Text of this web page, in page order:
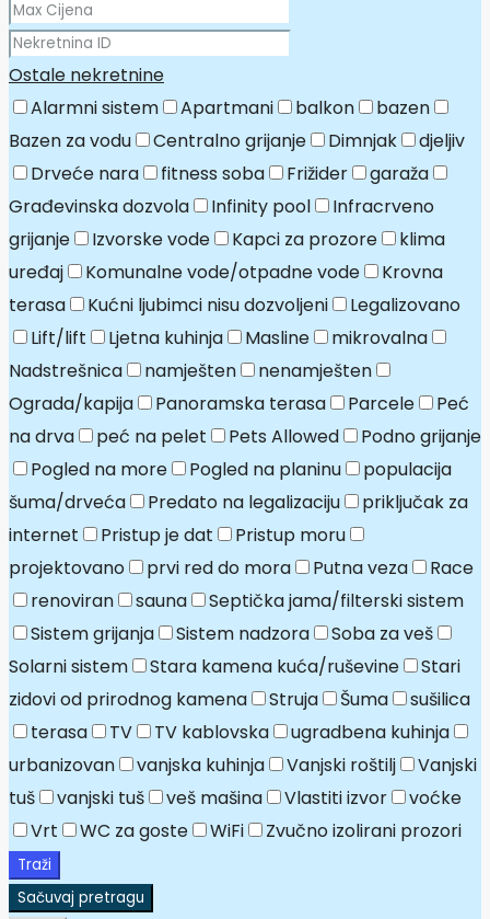
Ostale nekretnine
Alarmni sistem
Apartmani balkon
bazen
Bazen za vodu
Centralno grijanje Dimnjak
djeljiv
Drveće nara
fitness soba Frižider
garaža
Građevinska dozvola
Infinity pool
Infracrveno
grijanje
Izvorske vode Kapci za prozore
klima
uređaj
Komunalne vode/otpadne vode
Krovna
terasa
Kućni ljubimci nisu dozvoljeni
Legalizovano
Lift/lift
Ljetna kuhinja Masline
mikrovalna
Nadstrešnica
namješten
nenamješten
Ograda/kapija
Panoramska terasa Parcele
Peć
na drva
peć na pelet Pets Allowed
Podno grijanje
Pogled na more
Pogled na planinu
populacija
šuma/drveća
Predato na legalizaciju
priključak za
internet
Pristup je dat
Pristup moru
projektovano
prvi red do mora Putna veza
Race
renoviran
sauna
Septička jama/filterski sistem
Sistem grijanja
Sistem nadzora
Soba za veš
Solarni sistem
Stara kamena kuća/ruševine
Stari
zidovi od prirodnog kamena
Struja Šuma
sušilica
terasa
TV TV kablovska
ugradbena kuhinja
urbanizovan
vanjska kuhinja Vanjski roštilj
Vanjski
tuš
vanjski tuš veš mašina Vlastiti izvor
voćke
Vrt
WC za goste WiFi Zvučno izolirani prozori
Traži
Sačuvaj pretragu